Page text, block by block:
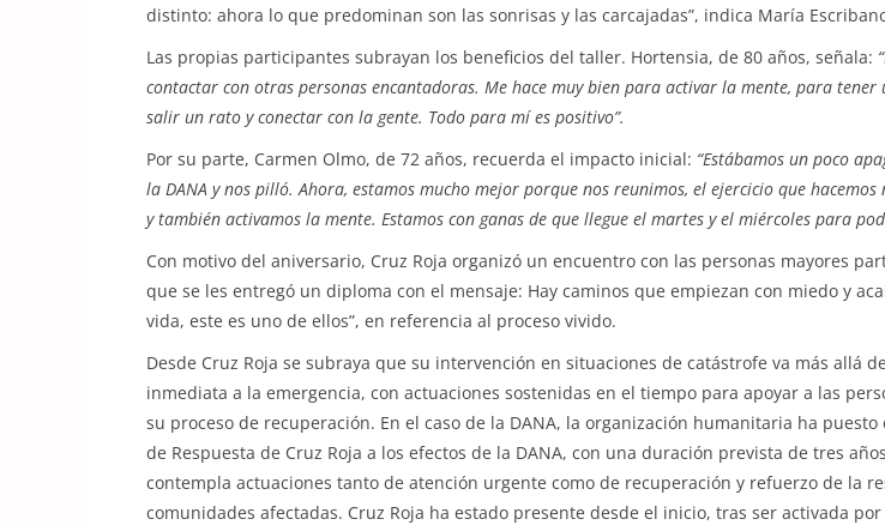
distinto: ahora lo que predominan son las sonrisas y las carcajadas”, indica María
Las propias participantes subrayan los beneficios del taller. Hortensia, de 80 años, señala:
contactar con otras personas encantadoras. Me hace muy bien para activar la mente, para tener
salir un rato y conectar con la gente. Todo para mí es positivo”.
Por su parte, Carmen Olmo, de 72 años, recuerda el impacto inicial: “Estábamos un poco
la DANA y nos pilló. Ahora, estamos mucho mejor porque nos reunimos, el ejercicio que hacemos
y también activamos la mente. Estamos con ganas de que llegue el martes y el miércoles para
Con motivo del aniversario, Cruz Roja organizó un encuentro con las personas mayores
que se les entregó un diploma con el mensaje: Hay caminos que empiezan con miedo y
vida, este es uno de ellos”, en referencia al proceso vivido.
Desde Cruz Roja se subraya que su intervención en situaciones de catástrofe va más allá
inmediata a la emergencia, con actuaciones sostenidas en el tiempo para apoyar a las
su proceso de recuperación. En el caso de la DANA, la organización humanitaria ha puesto
de Respuesta de Cruz Roja a los efectos de la DANA, con una duración prevista de tres
contempla actuaciones tanto de atención urgente como de recuperación y refuerzo de la
comunidades afectadas. Cruz Roja ha estado presente desde el inicio, tras ser activada